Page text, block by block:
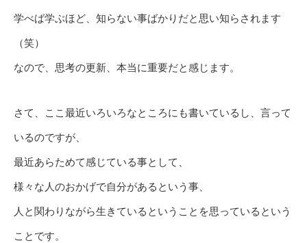
学べば学ぶほど、知らない事ばかりだと思い知らされます
（笑）
なので、思考の更新、本当に重要だと感じます。
さて、ここ最近いろいろなところにも書いているし、言って
いるのですが、
最近あらためて感じている事として、
様々な人のおかげで自分があるという事、
人と関わりながら生きているということを思っているという
ことです。